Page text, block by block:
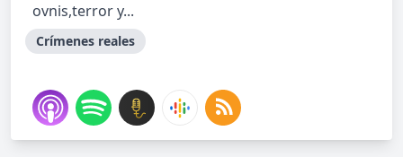
ovnis,terror y...
Crímenes reales